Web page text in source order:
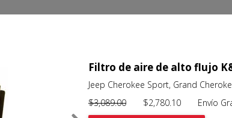
Filtro de aire de alto flujo
Jeep Cherokee Sport, Grand
$3,089.00$2,780.10 Envío